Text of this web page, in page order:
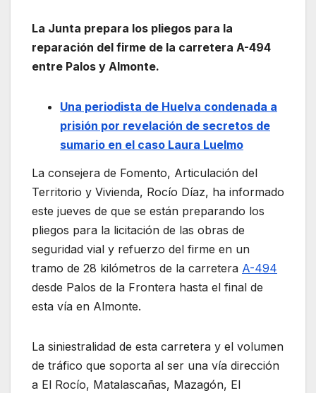
La Junta prepara los pliegos para la
reparación del firme de la carretera A-494
entre Palos y Almonte.
Una periodista de Huelva condenada a
prisión por revelación de secretos de
sumario en el caso Laura Luelmo
La consejera de Fomento, Articulación del
Territorio y Vivienda, Rocío Díaz, ha informado
este jueves de que se están preparando los
pliegos para la licitación de las obras de
seguridad vial y refuerzo del firme en un
tramo de 28 kilómetros de la carretera A-494
desde Palos de la Frontera hasta el final de
esta vía en Almonte.
La siniestralidad de esta carretera y el volumen
de tráfico que soporta al ser una vía dirección
a El Rocío, Matalascañas, Mazagón, El